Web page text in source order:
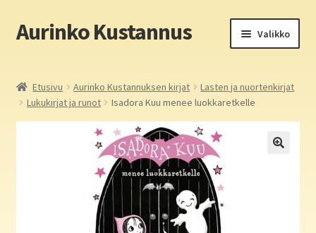
Siirry
navigointiin
Siirry
sisältöön
Aurinko Kustannus Valikko
Yritys
Aurinko Kustannus: kirjat
Etusivu Aurinko Kustannuksen kirjat
Lasten ja nuortenkirjat
Lukukirjat ja runot
Isadora Kuu menee luokkaretkelle